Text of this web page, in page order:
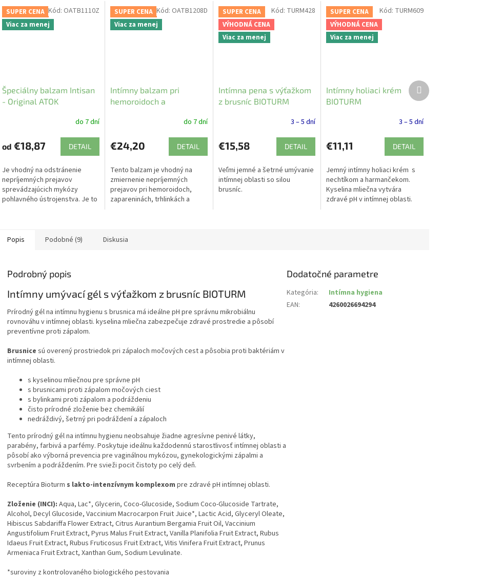
SUPER CENA
Viac za menej
Špeciálny balzam Intisan
- Original ATOK
do 7 dní
od €18,87 DETAIL
Je vhodný na odstránenie
nepríjemných prejavov
sprevádzajúcich mykózy
pohlavného ústrojenstva. Je to
Kód: OATB1110Z
SUPER CENA
Viac za menej
Intímny balzam pri
hemoroidoch a
do 7 dní
€24,20 DETAIL
Tento balzam je vhodný na
zmiernenie nepríjemných
prejavov pri hemoroidoch,
zapareninách, trhlinkách a
Kód: OATB1208D
SUPER CENA
VÝHODNÁ CENA
Viac za menej
Intímna pena s výťažkom
z brusníc BIOTURM
3 – 5 dní
€15,58 DETAIL
Veľmi jemné a šetrné umývanie
intímnej oblasti so silou
brusníc.
Kód: TURM428
SUPER CENA
VÝHODNÁ CENA
Viac za menej
Intímny holiaci krém
BIOTURM
3 – 5 dní
€11,11 DETAIL
Jemný intímny holiaci krém s
nechtíkom a harmančekom.
Kyselina mliečna vytvára
zdravé pH v intímnej oblasti.
Kód: TURM609
Ďalší
produkt
Popis Podobné (9) Diskusia
Podrobný popis
Intímny umývací gél s výťažkom z brusníc BIOTURM
Prírodný gél na intímnu hygienu s brusnica má ideálne pH pre správnu mikrobiálnu
rovnováhu v intímnej oblasti. kyselina mliečna zabezpečuje zdravé prostredie a pôsobí
preventívne proti zápalom.
Brusnice sú overený prostriedok pri zápaloch močových cest a pôsobia proti baktériám v
intímnej oblasti.
s kyselinou mliečnou pre správne pH
s brusnicami proti zápalom močových ciest
s bylinkami proti zápalom a podráždeniu
čisto prírodné zloženie bez chemikálií
nedráždivý, šetrný pri podráždení a zápaloch
Tento prírodný gél na intímnu hygienu neobsahuje žiadne agresívne penivé látky,
parabény, farbivá a parfémy. Poskytuje ideálnu každodennú starostlivosť intímnej oblasti a
pôsobí ako výborná prevencia pre vaginálnou mykózou, gynekologickými zápalmi a
svrbením a podráždením. Pre svieži pocit čistoty po celý deň.
Receptúra Bioturm s lakto-intenzívnym komplexom pre zdravé pH intímnej oblasti.
Zloženie (INCI): Aqua, Lac*, Glycerin, Coco-Glucoside, Sodium Coco-Glucoside Tartrate,
Alcohol, Decyl Glucoside, Vaccinium Macrocarpon Fruit Juice*, Lactic Acid, Glyceryl Oleate,
Hibiscus Sabdariffa Flower Extract, Citrus Aurantium Bergamia Fruit Oil, Vaccinium
Angustifolium Fruit Extract, Pyrus Malus Fruit Extract, Vanilla Planifolia Fruit Extract, Rubus
Idaeus Fruit Extract, Rubus Fruticosus Fruit Extract, Vitis Vinifera Fruit Extract, Prunus
Armeniaca Fruit Extract, Xanthan Gum, Sodium Levulinate.
*suroviny z kontrolovaného biologického pestovania
Dodatočné parametre
Kategória:
Intímna hygiena
EAN: 4260026694294